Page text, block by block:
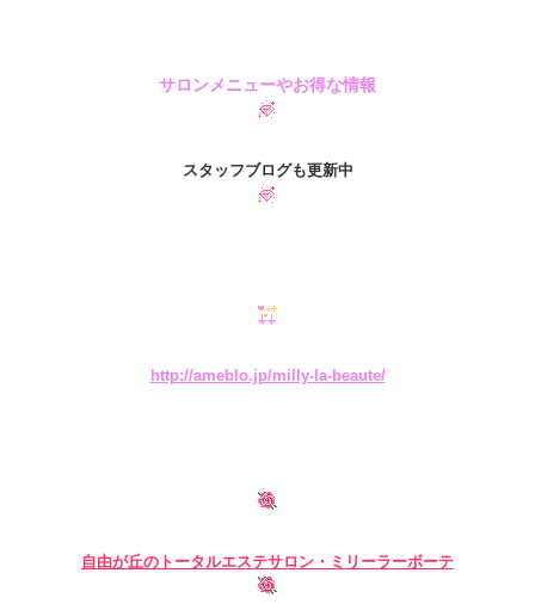
サロンメニューやお得な情報
スタッフブログも更新中
http://ameblo.jp/milly-la-beaute/
自由が丘の トータルエステサロン・ミリーラーボーテ